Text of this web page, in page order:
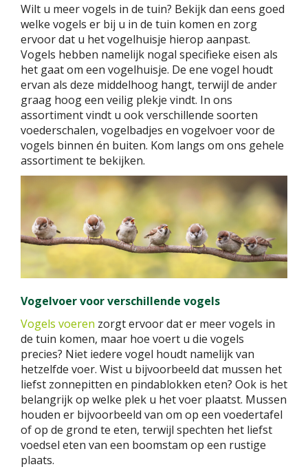
Wilt u meer vogels in de tuin? Bekijk dan eens goed
welke vogels er bij u in de tuin komen en zorg
ervoor dat u het vogelhuisje hierop aanpast.
Vogels hebben namelijk nogal specifieke eisen als
het gaat om een vogelhuisje. De ene vogel houdt
ervan als deze middelhoog hangt, terwijl de ander
graag hoog een veilig plekje vindt. In ons
assortiment vindt u ook verschillende soorten
voederschalen, vogelbadjes en vogelvoer voor de
vogels binnen én buiten. Kom langs om ons gehele
assortiment te bekijken.
Vogelvoer voor verschillende vogels
Vogels voeren zorgt ervoor dat er meer vogels in
de tuin komen, maar hoe voert u die vogels
precies? Niet iedere vogel houdt namelijk van
hetzelfde voer. Wist u bijvoorbeeld dat mussen het
liefst zonnepitten en pindablokken eten? Ook is het
belangrijk op welke plek u het voer plaatst. Mussen
houden er bijvoorbeeld van om op een voedertafel
of op de grond te eten, terwijl spechten het liefst
voedsel eten van een boomstam op een rustige
plaats.